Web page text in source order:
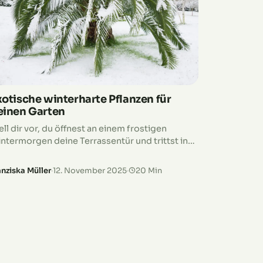
winterharte Pflanzen für
Garten
dir vor, du öffnest an einem frostigen
deine Terrassentür und trittst in
scheint. Palmen wiegen sich…
Müller·12. November 2025· 20 Min